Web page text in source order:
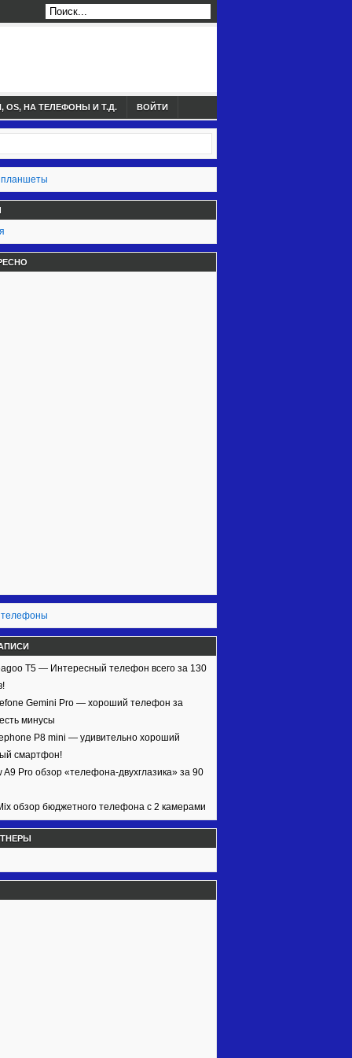
OS, НА ТЕЛЕФОНЫ И Т.Д. ВОЙТИ
планшеты
телефоны
T5 — Интересный телефон всего за 130
Gemini Pro — хороший телефон за
минусы
P8 mini — удивительно хороший
смартфон!
A9 Pro обзор «телефона-двухглазика» за 90
обзор бюджетного телефона с 2 камерами